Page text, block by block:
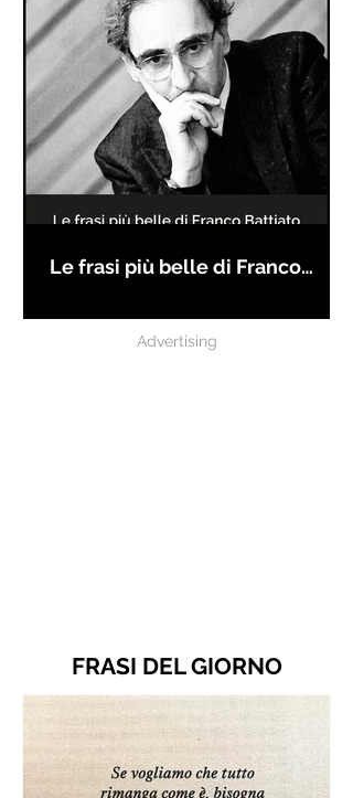
Le frasi più belle di Franco
Advertising
FRASI DEL GIORNO